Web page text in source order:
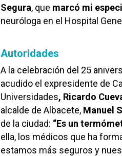
Segura, que marcó mi
neuróloga en el Hospital
Autoridades
A la celebración del 25
acudido el expresidente de
Universidades, Ricardo
alcalde de Albacete, Manuel
de la ciudad: “Es un
ella, los médicos que ha
estamos más seguros y